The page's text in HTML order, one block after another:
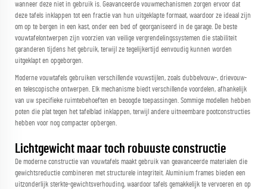
wanneer deze niet in gebruik is. Geavanceerde vouwmechanismen zorgen ervoor dat
deze tafels inklappen tot een fractie van hun uitgeklapte formaat, waardoor ze ideaal zijn
om op te bergen in een kast, onder een bed of georganiseerd in de garage. De beste
vouwtafelontwerpen zijn voorzien van veilige vergrendelingssystemen die stabiliteit
garanderen tijdens het gebruik, terwijl ze tegelijkertijd eenvoudig kunnen worden
uitgeklapt en opgeborgen.
Moderne vouwtafels gebruiken verschillende vouwstijlen, zoals dubbelvouw-, drievouw-
en telescopische ontwerpen. Elk mechanisme biedt verschillende voordelen, afhankelijk
van uw specifieke ruimtebehoeften en beoogde toepassingen. Sommige modellen hebben
poten die plat tegen het tafelblad inklappen, terwijl andere uitneembare pootconstructies
hebben voor nog compacter opbergen.
Lichtgewicht maar toch robuuste constructie
De moderne constructie van vouwtafels maakt gebruik van geavanceerde materialen die
gewichtsreductie combineren met structurele integriteit. Aluminium frames bieden een
uitzonderlijk sterkte-gewichtsverhouding, waardoor tafels gemakkelijk te vervoeren en op